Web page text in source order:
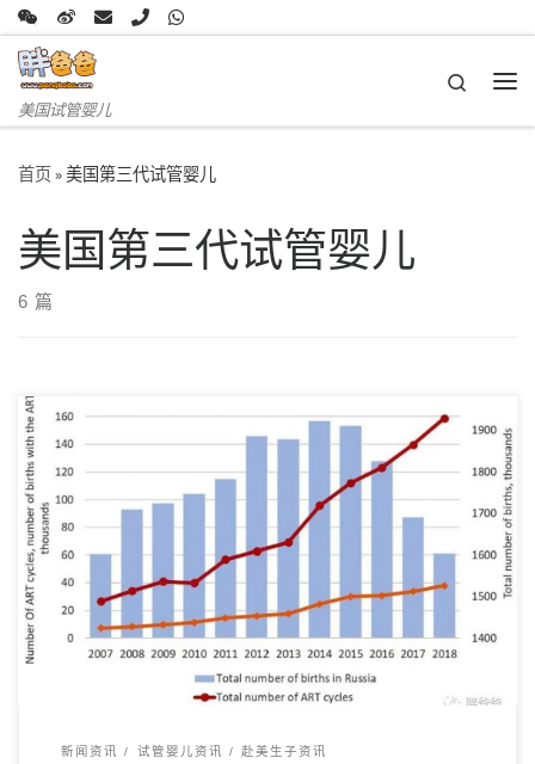
Skip to content
美国试管婴儿
Search
首页»美国第三代试管婴儿
美国第三代试管婴儿
6 篇
我国每年选择海外试管婴儿出国就医的家庭已经超过2000例，
首选是美国，其次就是俄罗斯。之所以选择美国 […]
新闻资讯 试管婴儿资讯 赴美生子资讯